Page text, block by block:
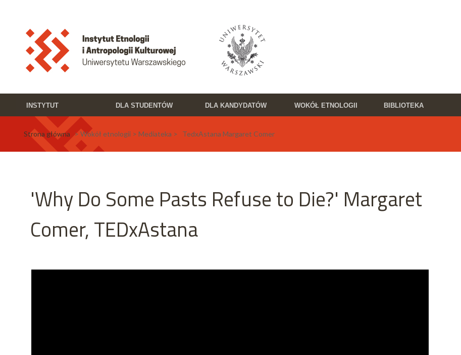
INSTYTUT DLA STUDENTÓW DLA KANDYDATÓW WOKÓŁ ETNOLOGII BIBLIOTEKA
Strona główna > Wokół etnologii > Mediateka > TedxAstana Margaret Comer
'Why Do Some Pasts Refuse to Die?' Margaret
Comer, TEDxAstana